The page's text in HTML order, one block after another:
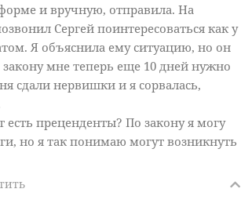
и вручную, отправила. На
Сергей поинтересоваться как у
Я объяснила ему ситуацию, но он
закону мне теперь еще 10 дней нужно
сдали нервишки и я сорвалась,
преценденты? По закону я могу
но я так понимаю могут возникнуть